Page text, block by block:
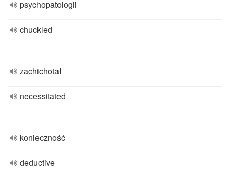
psychopatologii
chuckled
zachichotał
necessitated
konieczność
deductive